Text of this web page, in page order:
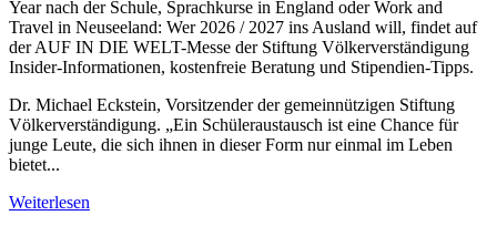
Year nach der Schule, Sprachkurse in England oder Work and
Travel in Neuseeland: Wer 2026 / 2027 ins Ausland will, findet auf
der AUF IN DIE WELT-Messe der Stiftung Völkerverständigung
Insider-Informationen, kostenfreie Beratung und Stipendien-Tipps.
Dr. Michael Eckstein, Vorsitzender der gemeinnützigen Stiftung
Völkerverständigung. „Ein Schüleraustausch ist eine Chance für
junge Leute, die sich ihnen in dieser Form nur einmal im Leben
bietet...
Weiterlesen